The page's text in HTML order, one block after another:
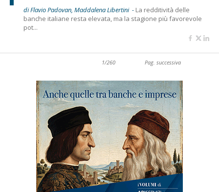
di Flavio Padovan, Maddalena Libertini - La redditività delle
banche italiane resta elevata, ma la stagione più favorevole
pot...
1/260 Pag. successiva